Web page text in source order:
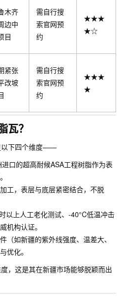
木齐
边中
目
需自行搜
索官网预
约
★★★
★☆
紧张
改坡
需自行搜
索官网预
约
★★★
★
瓦？
以下四个维度——
口的超高耐候ASA工程树脂作为表
工，表层与底层紧密结合，不脱
以上人工老化测试、-40°C低温冲击
机构认证。
（如新疆的紫外线强度、温差大、
优化。
，这是其在新疆市场能够脱颖而出